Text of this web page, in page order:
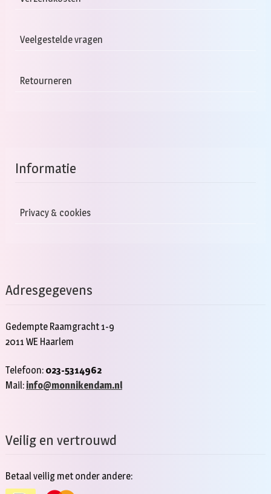
Veelgestelde vragen
Retourneren
Informatie
Privacy & cookies
Adresgegevens
Gedempte Raamgracht 1-9
2011 WE Haarlem
Telefoon: 023-5314962
Mail: info@monnikendam.nl
Veilig en vertrouwd
Betaal veilig met onder andere: